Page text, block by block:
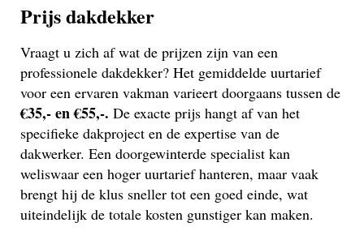
Prijs dakdekker
Vraagt u zich af wat de prijzen zijn van een
professionele dakdekker? Het gemiddelde uurtarief
voor een ervaren vakman varieert doorgaans tussen de
€35,- en €55,-. De exacte prijs hangt af van het
specifieke dakproject en de expertise van de
dakwerker. Een doorgewinterde specialist kan
weliswaar een hoger uurtarief hanteren, maar vaak
brengt hij de klus sneller tot een goed einde, wat
uiteindelijk de totale kosten gunstiger kan maken.